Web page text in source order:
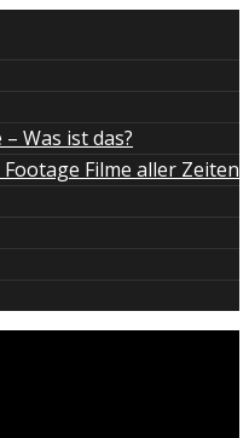
Was ist das?
Filme aller Zeiten